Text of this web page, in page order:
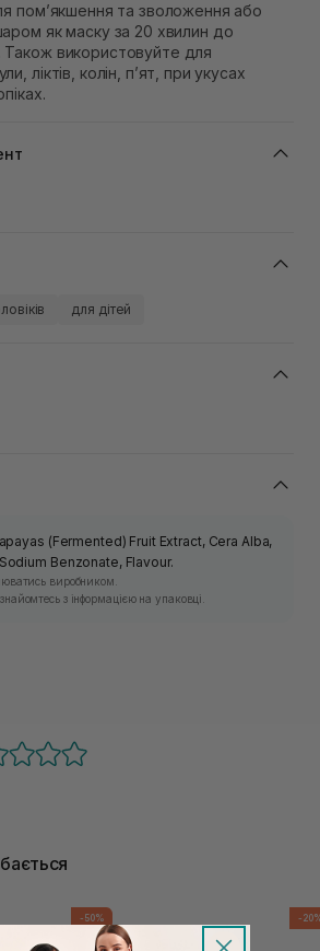
пом’якшення та зволоження або
як маску за 20 хвилин до
використовуйте для
ліктів, колін, п’ят, при укусах
для дітей
(Fermented) Fruit Extract, Cera Alba,
Benzonate, Flavour.
виробником.
з інформацією на упаковці.
-50% -